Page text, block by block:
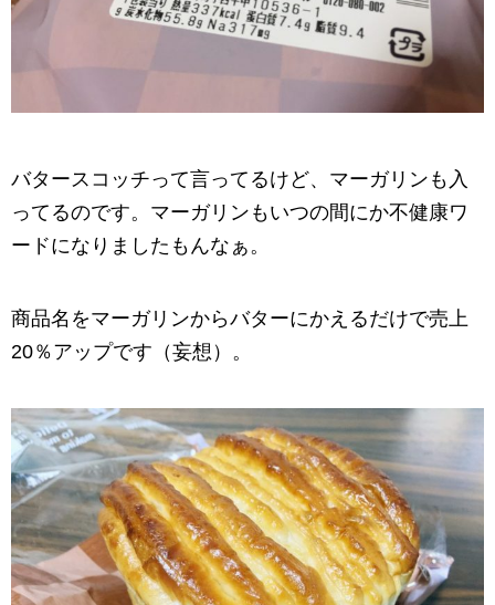
バタースコッチって言ってるけど、マーガリンも入
ってるのです。マーガリンもいつの間にか不健康ワ
ードになりましたもんなぁ。
商品名をマーガリンからバターにかえるだけで売上
20％アップです（妄想）。